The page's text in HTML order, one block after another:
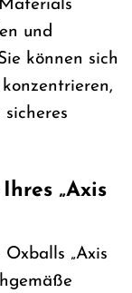
und
können sich
„Axis
„Axis